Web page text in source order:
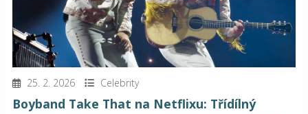
25. 2. 2026 Celebrity
Boyband Take That na Netflixu: Třídílný